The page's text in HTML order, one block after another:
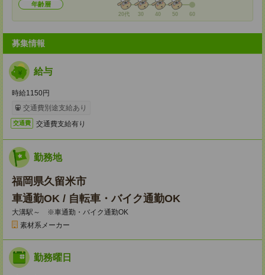
年齢層
20代 30 40 50 60
募集情報
給与
時給1150円
交通費別途支給あり
交通費 交通費支給有り
勤務地
福岡県久留米市
車通勤OK / 自転車・バイク通勤OK
大溝駅～ ※車通勤・バイク通勤OK
素材系メーカー
勤務曜日